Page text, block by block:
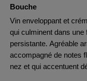
Bouche
Vin enveloppant et
qui culminent dans une
persistante. Agréable
accompagné de notes
nez et qui accentuent